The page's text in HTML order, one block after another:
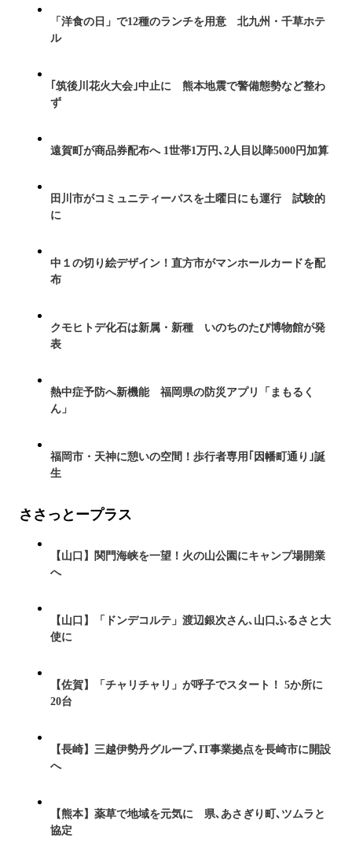
「洋食の日」で12種のランチを用意 北九州・千草ホテ
ル
｢筑後川花火大会｣中止に 熊本地震で警備態勢など整わ
ず
遠賀町が商品券配布へ 1世帯1万円､2人目以降5000円加算
田川市がコミュニティーバスを土曜日にも運行 試験的
に
中１の切り絵デザイン！直方市がマンホールカードを配
布
クモヒトデ化石は新属・新種 いのちのたび博物館が発
表
熱中症予防へ新機能 福岡県の防災アプリ「まもるく
ん」
福岡市・天神に憩いの空間！歩行者専用｢因幡町通り｣誕
生
ささっとープラス
【山口】関門海峡を一望！火の山公園にキャンプ場開業
へ
【山口】「ドンデコルテ」渡辺銀次さん､山口ふるさと大
使に
【佐賀】「チャリチャリ」が呼子でスタート！ 5か所に
20台
【長崎】三越伊勢丹グループ､IT事業拠点を長崎市に開設
へ
【熊本】薬草で地域を元気に 県､あさぎり町､ツムラと
協定